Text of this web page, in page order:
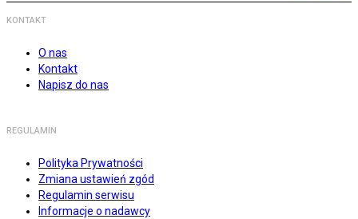
KONTAKT
O nas
Kontakt
Napisz do nas
REGULAMIN
Polityka Prywatności
Zmiana ustawień zgód
Regulamin serwisu
Informacje o nadawcy